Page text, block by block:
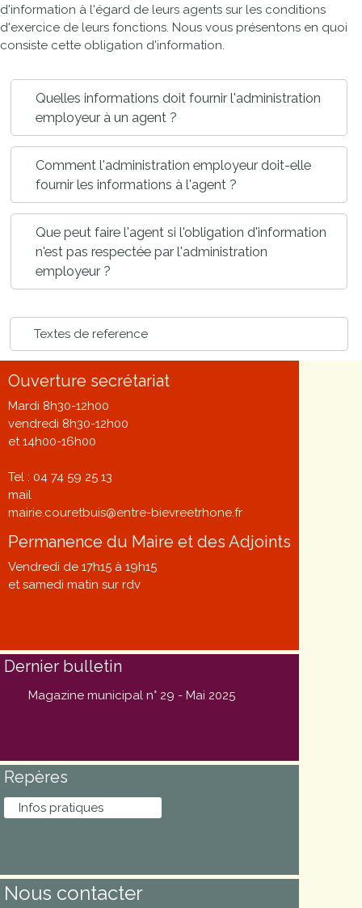
d'information à l'égard de leurs agents sur les conditions
d'exercice de leurs fonctions. Nous vous présentons en quoi
consiste cette obligation d'information.
Quelles informations doit fournir l'administration
employeur à un agent ?
Comment l'administration employeur doit-elle
fournir les informations à l'agent ?
Que peut faire l'agent si l'obligation d'information
n'est pas respectée par l'administration
employeur ?
Textes de reference
Ouverture secrétariat
Mardi 8h30-12h00
vendredi 8h30-12h00
et 14h00-16h00
Tel : 04 74 59 25 13
mail
mairie.couretbuis@entre-bievreetrhone.fr
Permanence du Maire et des Adjoints
Vendredi de 17h15 à 19h15
et samedi matin sur rdv
Dernier bulletin
Magazine municipal n° 29 - Mai 2025
Repères
Infos pratiques
Nous contacter